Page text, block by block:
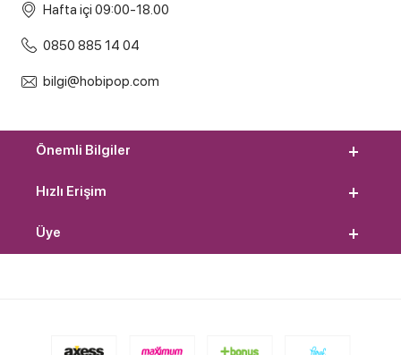
Hafta içi 09:00-18.00
0850 885 14 04
bilgi@hobipop.com
Önemli Bilgiler
Hızlı Erişim
Üye